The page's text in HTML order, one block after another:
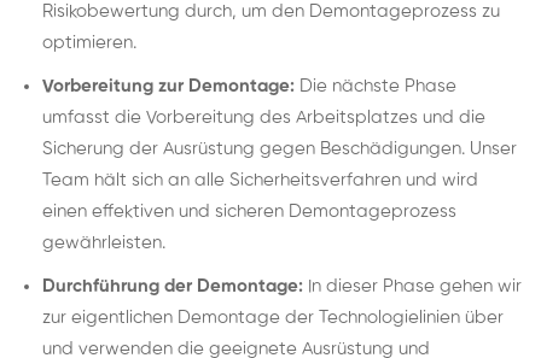
Risikobewertung durch, um den Demontageprozess zu
optimieren.
Vorbereitung zur Demontage: Die nächste Phase
umfasst die Vorbereitung des Arbeitsplatzes und die
Sicherung der Ausrüstung gegen Beschädigungen. Unser
Team hält sich an alle Sicherheitsverfahren und wird
einen effektiven und sicheren Demontageprozess
gewährleisten.
Durchführung der Demontage: In dieser Phase gehen wir
zur eigentlichen Demontage der Technologielinien über
und verwenden die geeignete Ausrüstung und